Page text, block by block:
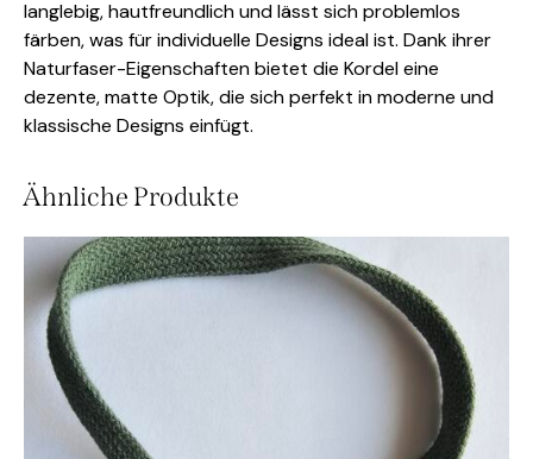
langlebig, hautfreundlich und lässt sich problemlos
färben, was für individuelle Designs ideal ist. Dank ihrer
Naturfaser-Eigenschaften bietet die Kordel eine
dezente, matte Optik, die sich perfekt in moderne und
klassische Designs einfügt.
Ähnliche Produkte